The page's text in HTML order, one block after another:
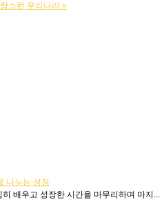
스런 우리나라 »
나누는 성장
배우고 성장한 시간을 마무리하며 마지...